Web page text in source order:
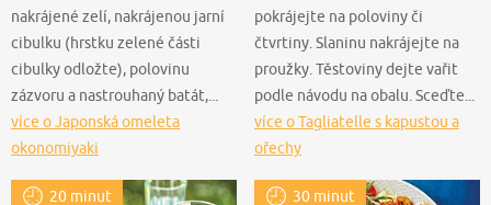
nakrájené zelí, nakrájenou jarní
cibulku (hrstku zelené části
cibulky odložte), polovinu
zázvoru a nastrouhaný batát,...
více o Japonská omeleta
okonomiyaki
pokrájejte na poloviny či
čtvrtiny. Slaninu nakrájejte na
proužky. Těstoviny dejte vařit
podle návodu na obalu. Sceďte...
více o Tagliatelle s kapustou a
ořechy
20 minut 30 minut